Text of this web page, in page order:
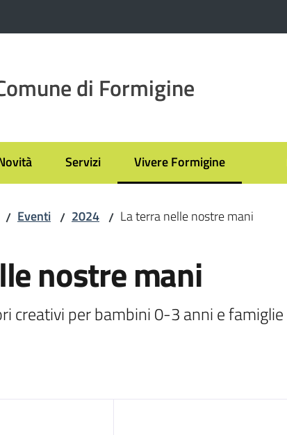
di Formigine
Servizi Vivere Formigine
Menu selezionato
/ Eventi / 2024 / La terra nelle nostre mani
nostre mani
creativi per bambini 0-3 anni e famiglie